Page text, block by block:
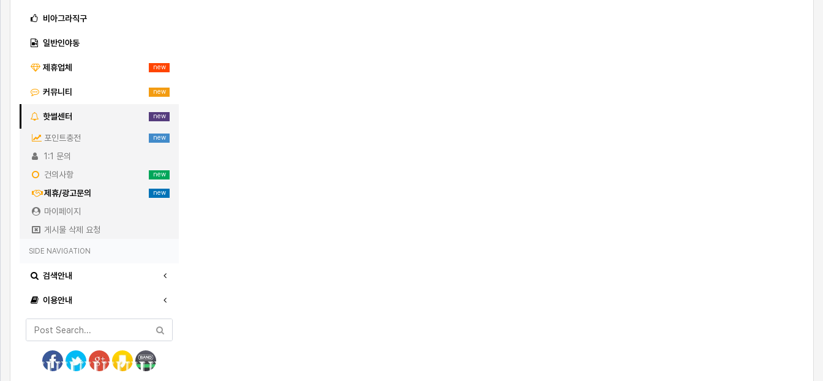
비아그라직구
일반인야동
제휴업체 new
커뮤니티 new
핫썰센터 new
new
포인트충전
1:1 문의
new
건의사항
new
제휴/광고문의
마이페이지
게시물 삭제 요청
SIDE NAVIGATION
검색안내
이용안내